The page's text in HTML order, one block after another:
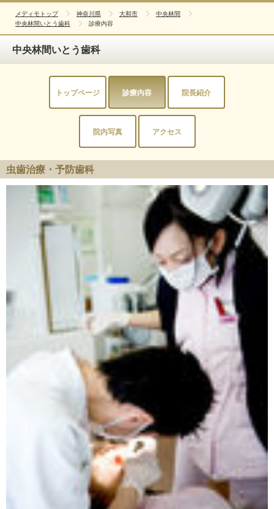
メディモトップ 神奈川県 大和市
中央林間
中央林間いとう歯科
診療内容
中央林間いとう歯科
トップページ 診療内容 院長紹介
院内写真 アクセス
虫歯治療・予防歯科